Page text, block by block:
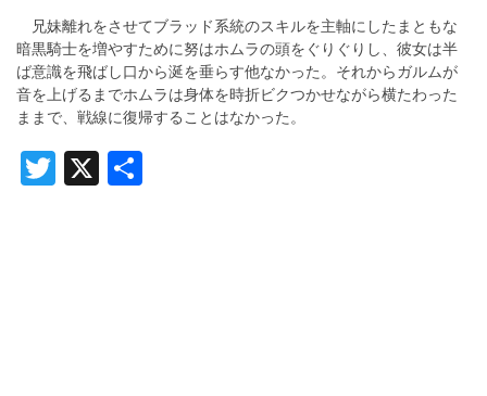
兄妹離れをさせてブラッド系統のスキルを主軸にしたまともな
暗黒騎士を増やすために努はホムラの頭をぐりぐりし、彼女は半
ば意識を飛ばし口から涎を垂らす他なかった。それからガルムが
音を上げるまでホムラは身体を時折ビクつかせながら横たわった
ままで、戦線に復帰することはなかった。
Twitter
X